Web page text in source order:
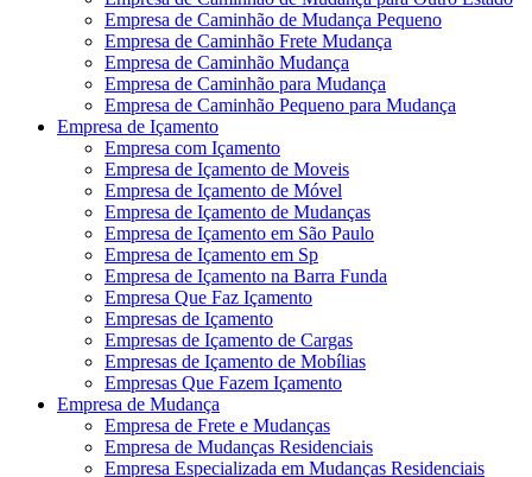
Empresa de Caminhão de Mudança Pequeno
Empresa de Caminhão Frete Mudança
Empresa de Caminhão Mudança
Empresa de Caminhão para Mudança
Empresa de Caminhão Pequeno para Mudança
Empresa de Içamento
Empresa com Içamento
Empresa de Içamento de Moveis
Empresa de Içamento de Móvel
Empresa de Içamento de Mudanças
Empresa de Içamento em São Paulo
Empresa de Içamento em Sp
Empresa de Içamento na Barra Funda
Empresa Que Faz Içamento
Empresas de Içamento
Empresas de Içamento de Cargas
Empresas de Içamento de Mobílias
Empresas Que Fazem Içamento
Empresa de Mudança
Empresa de Frete e Mudanças
Empresa de Mudanças Residenciais
Empresa Especializada em Mudanças Residenciais